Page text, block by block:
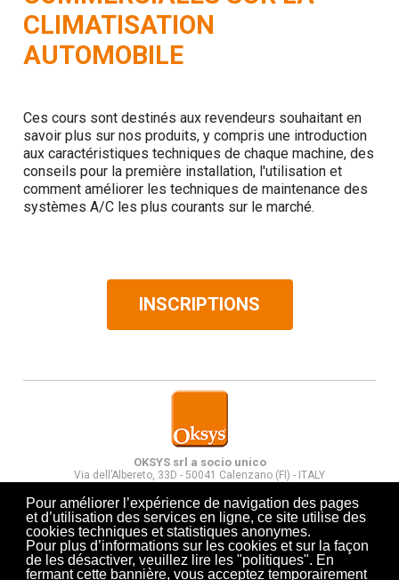
Pour améliorer l’expérience de navigation des pages
et d’utilisation des services en ligne, ce site utilise des
cookies techniques et statistiques anonymes.
Pour plus d’informations sur les cookies et sur la façon
de les désactiver, veuillez lire les "politiques". En
fermant cette bannière, vous acceptez temporairement
CLIMATISATION
AUTOMOBILE
Ces cours sont destinés aux revendeurs souhaitant en
savoir plus sur nos produits, y compris une introduction
aux caractéristiques techniques de chaque machine, des
conseils pour la première installation, l'utilisation et
comment améliorer les techniques de maintenance des
systèmes A/C les plus courants sur le marché.
INSCRIPTIONS
OKSYS srl a socio unico
Via dell’Albereto, 33D - 50041 Calenzano (FI) - ITALY
Cap Soc: 160.000,00 € (i.v.) -N. RAEE: IT10030000006578
Società a direzione e controllo di Quadrante srl